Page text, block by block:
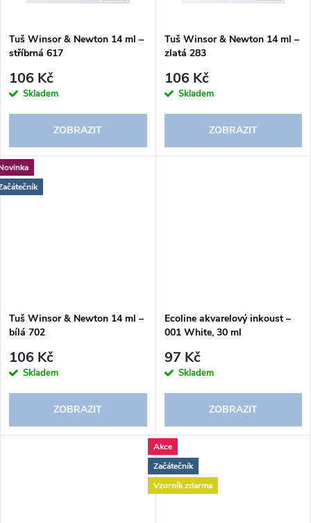
ů
Tuš Winsor & Newton 14 ml –
stříbrná 617
106 Kč
Skladem
ZOBRAZIT
Tuš Winsor & Newton 14 ml –
zlatá 283
106 Kč
Skladem
ZOBRAZIT
Tuš Winsor & Newton 14 ml –
bílá 702
106 Kč
Skladem
ZOBRAZIT
Ecoline akvarelový inkoust –
001 White, 30 ml
97 Kč
Skladem
ZOBRAZIT
Akce
Začátečník
Vzorník zdarma